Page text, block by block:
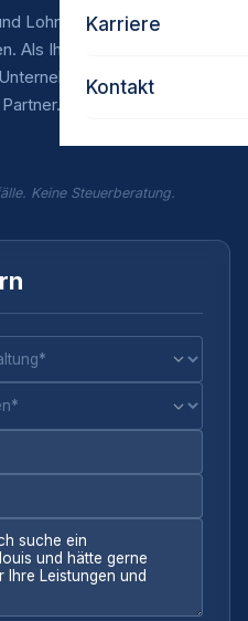
Karriere
Kontakt
Lohnabrechnung – digital,
Als Ihr externes
in Saarlouis und
Keine Steuerberatung.